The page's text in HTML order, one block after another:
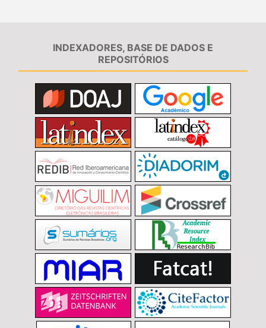
INDEXADORES, BASE DE DADOS E
REPOSITÓRIOS